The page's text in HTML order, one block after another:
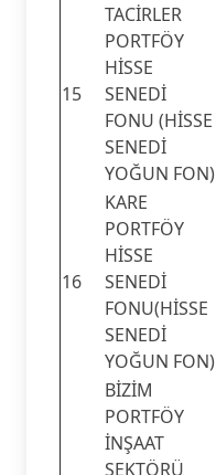
15
TACİRLER
PORTFÖY
HİSSE
SENEDİ
FONU (HİSSE
SENEDİ
YOĞUN FON)
16
KARE
PORTFÖY
HİSSE
SENEDİ
FONU(HİSSE
SENEDİ
YOĞUN FON)
BİZİM
PORTFÖY
İNŞAAT
SEKTÖRÜ